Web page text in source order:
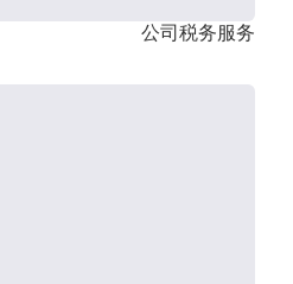
公司税务服务